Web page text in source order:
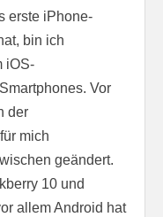
erste iPhone-
bin ich
iOS-
Vor
der
mich
geändert.
10 und
allem Android hat